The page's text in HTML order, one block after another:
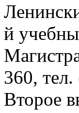
й
360,
Второе